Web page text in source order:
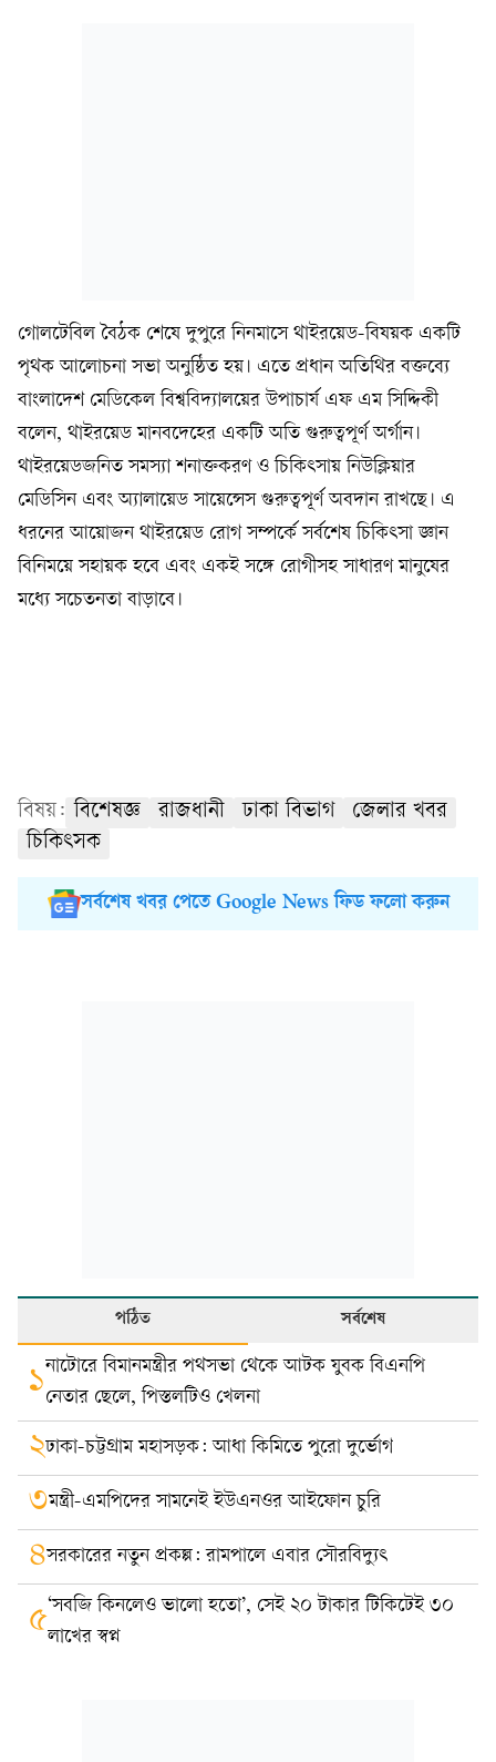
গোলটেবিল বৈঠক শেষে দুপুরে নিনমাসে থাইরয়েড-বিষয়ক একটি
পৃথক আলোচনা সভা অনুষ্ঠিত হয়। এতে প্রধান অতিথির বক্তব্যে
বাংলাদেশ মেডিকেল বিশ্ববিদ্যালয়ের উপাচার্য এফ এম সিদ্দিকী
বলেন, থাইরয়েড মানবদেহের একটি অতি গুরুত্বপূর্ণ অর্গান।
থাইরয়েডজনিত সমস্যা শনাক্তকরণ ও চিকিৎসায় নিউক্লিয়ার
মেডিসিন এবং অ্যালায়েড সায়েন্সেস গুরুত্বপূর্ণ অবদান রাখছে। এ
ধরনের আয়োজন থাইরয়েড রোগ সম্পর্কে সর্বশেষ চিকিৎসা জ্ঞান
বিনিময়ে সহায়ক হবে এবং একই সঙ্গে রোগীসহ সাধারণ মানুষের
মধ্যে সচেতনতা বাড়াবে।
বিষয়: বিশেষজ্ঞ রাজধানী ঢাকা বিভাগ
জেলার খবর
চিকিৎসক
সর্বশেষ খবর পেতে Google News ফিড ফলো করুন
পঠিত সর্বশেষ
১নাটোরে বিমানমন্ত্রীর পথসভা থেকে আটক যুবক বিএনপি
নেতার ছেলে, পিস্তলটিও খেলনা
২ঢাকা-চট্টগ্রাম মহাসড়ক: আধা কিমিতে পুরো দুর্ভোগ
৩মন্ত্রী-এমপিদের সামনেই ইউএনওর আইফোন চুরি
৪সরকারের নতুন প্রকল্প: রামপালে এবার সৌরবিদ্যুৎ
৫‘সবজি কিনলেও ভালো হতো’, সেই ২০ টাকার টিকিটেই ৩০
লাখের স্বপ্ন